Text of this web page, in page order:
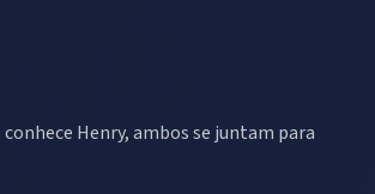
Henry, ambos se juntam para